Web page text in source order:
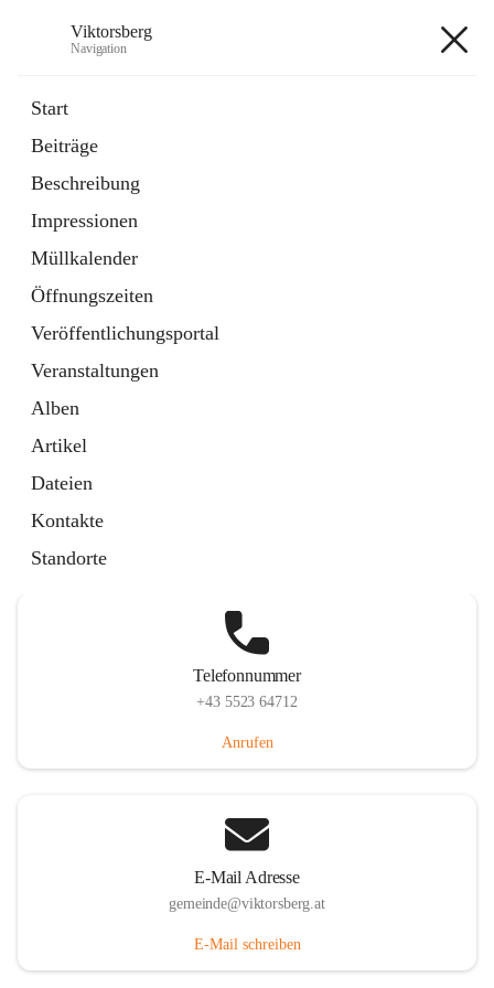
Viktorsberg
Navigation
Start
Beiträge
Beschreibung
Impressionen
Müllkalender
Öffnungszeiten
Veröffentlichungsportal
Veranstaltungen
Alben
Artikel
Dateien
Kontakte
Standorte
1 Schnellzugriff
Bürgerservice
10 Schnellzugriffe
Telefonnummer
+43 5523 64712
Anrufen
E-Mail Adresse
gemeinde@viktorsberg.at
E-Mail schreiben